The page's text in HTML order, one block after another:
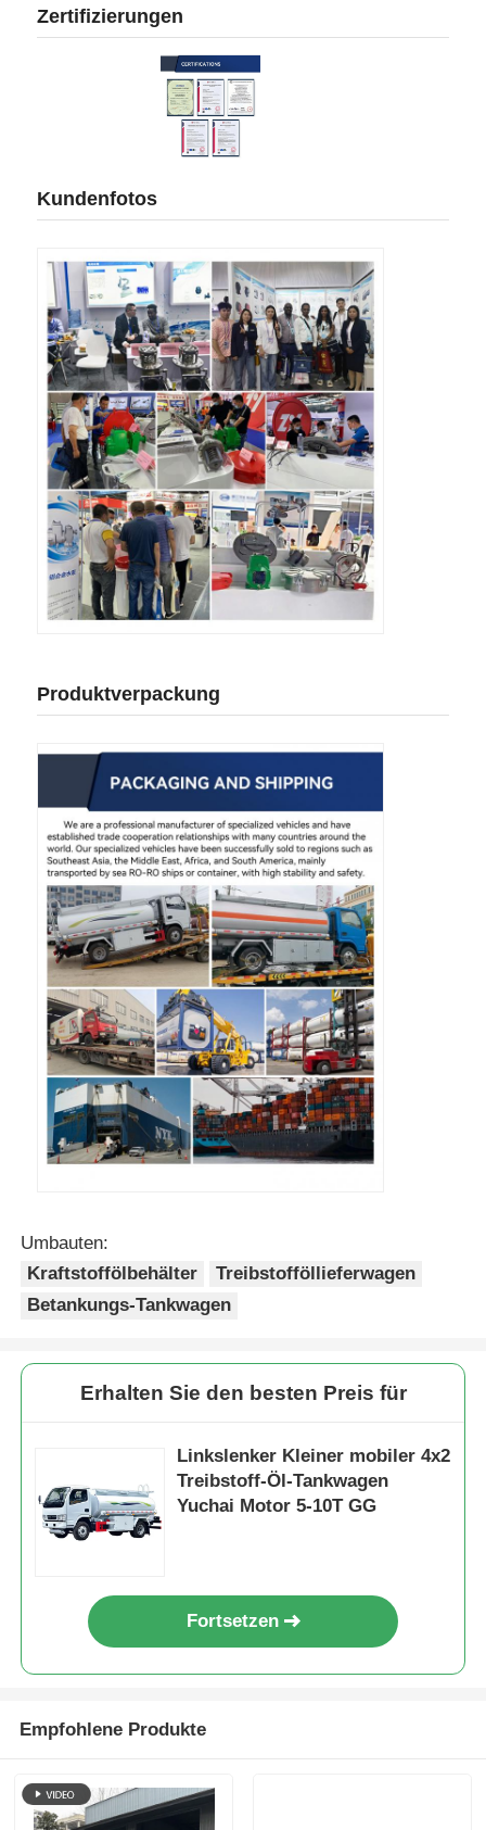
Zertifizierungen
Kundenfotos
Produktverpackung
Umbauten:
Kraftstoffölbehälter
Treibstofföllieferwagen
Betankungs-Tankwagen
Erhalten Sie den besten Preis für
Linkslenker Kleiner mobiler 4x2
Treibstoff-Öl-Tankwagen
Yuchai Motor 5-10T GG
Fortsetzen
Empfohlene Produkte